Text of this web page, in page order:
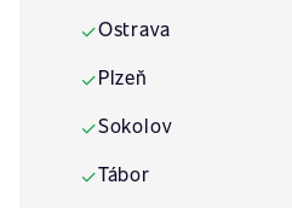
✓Ostrava
✓Plzeň
✓Sokolov
✓Tábor